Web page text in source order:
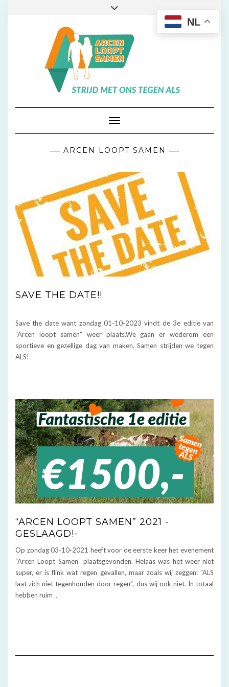
Toggle navigatie
ARCEN LOOPT SAMEN
SAVE THE DATE!!
Save the date want zondag 01-10-2023 vindt de 3e editie van
“Arcen loopt samen” weer plaats.We gaan er wederom een
sportieve en gezellige dag van maken. Samen strijden we tegen
ALS!
“ARCEN LOOPT SAMEN” 2021 -
GESLAAGD!-
Op zondag 03-10-2021 heeft voor de eerste keer het evenement
“Arcen Loopt Samen” plaatsgevonden. Helaas was het weer niet
super, er is flink wat regen gevallen, maar zoals wij zeggen: “ALS
laat zich niet tegenhouden door regen”, dus wij ook niet. In totaal
hebben ruim …
NL